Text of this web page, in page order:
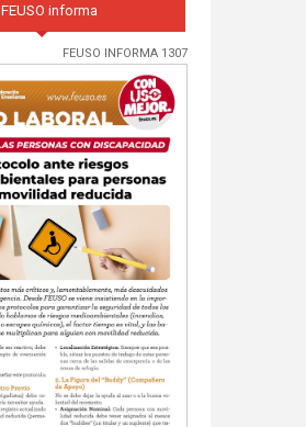
FEUSO informa
FEUSO INFORMA 1307